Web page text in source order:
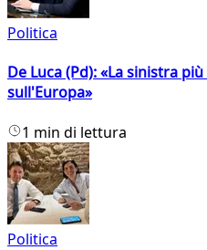
Politica
De Luca (Pd): «La sinistra
sull'Europa»
1 min di lettura
Politica